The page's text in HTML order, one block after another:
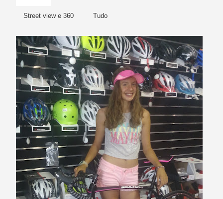
Street view e 360 Tudo